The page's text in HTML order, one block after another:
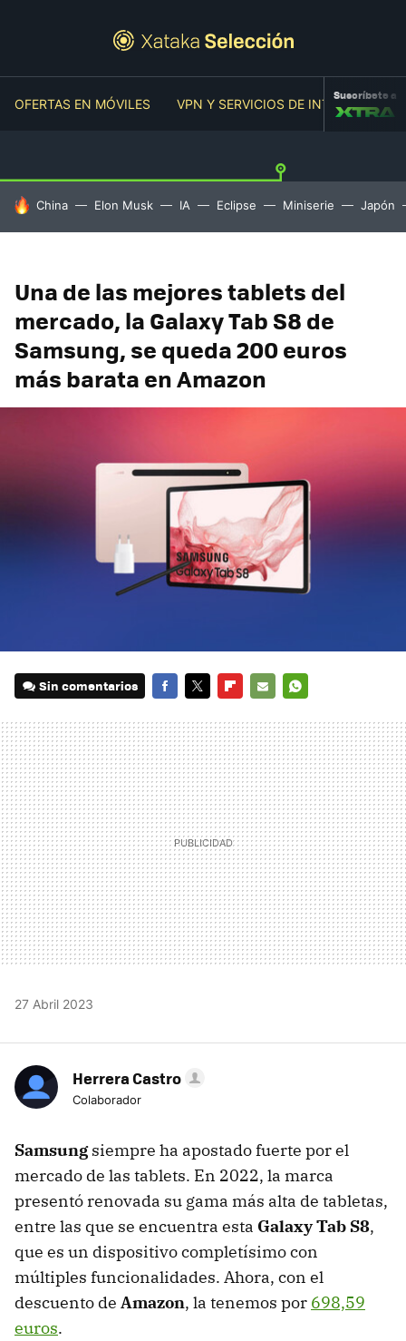
OFERTAS EN MÓVILES VPN Y SERVICIOS DE INTERNET
Suscríbete a
HOY SE HABLA DE
China Elon Musk IA Eclipse Miniserie Japón
Una de las mejores tablets del
mercado, la Galaxy Tab S8 de
Samsung, se queda 200 euros
más barata en Amazon
Sin comentarios
MAIL
27 Abril 2023
Herrera Castro
Colaborador
Samsungsiempre ha apostado fuerte por el
mercado de las tablets. En 2022, la marca
presentó renovada su gama más alta de tabletas,
entre las que se encuentra esta Galaxy Tab S8,
que es un dispositivo completísimo con
múltiples funcionalidades. Ahora, con el
descuento de Amazon, la tenemos por 698,59
euros.